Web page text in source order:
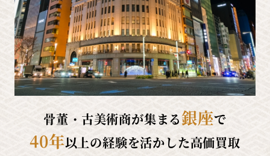
骨董・古美術商が集まる銀座で
40年以上の経験を活かした高価買取